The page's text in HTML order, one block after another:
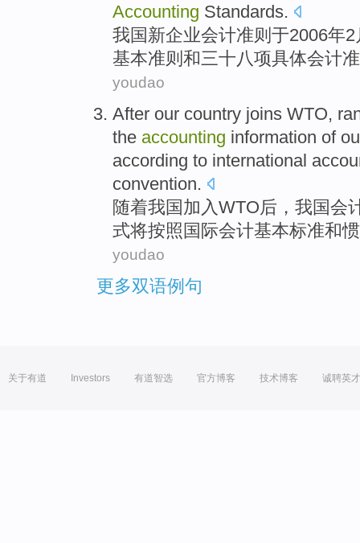
Accounting Standards.
我国新企业会计准则 于2006年2
基本准则 和三十八项具体会计
youdao
After our country joins WTO,
the accounting information of
according to international
convention.
随着我国加入WTO后 ，我国会
式将按照 国际会计基本标准和
youdao
更多双语例句
关于有道 Investors 有道智选 官方博客 技术博客 诚聘英才